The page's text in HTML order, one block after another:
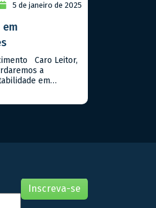
5 de janeiro de 2025
Caro Leitor,
a
em